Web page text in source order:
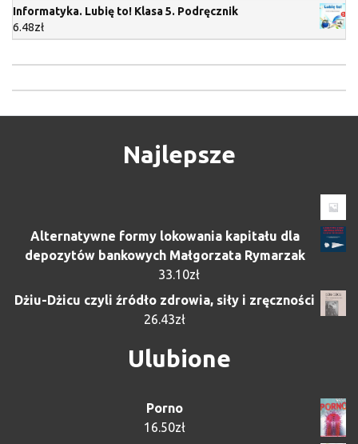
Informatyka. Lubię to! Klasa 5. Podręcznik
6.48zł
Najlepsze
Alternatywne formy lokowania kapitału dla
depozytów bankowych Małgorzata Rymarzak
33.10zł
Dżiu-Dżicu czyli źródło zdrowia, siły i zręczności
26.43zł
Ulubione
Porno
16.50zł